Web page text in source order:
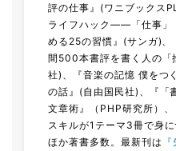
評の仕事』(ワニブックス
ライフハック――「仕事」
める25の習慣』(サンガ)、
間500本書評を書く人の「
社)、『音楽の記憶 僕をつ
の話』(自由国民社)、『「
文章術』（PHP研究所）
スキルが1テーマ3冊で身
ほか著書多数。最新刊は